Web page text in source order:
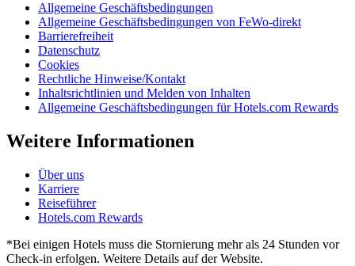
Allgemeine Geschäftsbedingungen
Allgemeine Geschäftsbedingungen von FeWo-direkt
Barrierefreiheit
Datenschutz
Cookies
Rechtliche Hinweise/Kontakt
Inhaltsrichtlinien und Melden von Inhalten
Allgemeine Geschäftsbedingungen für Hotels.com Rewards
Weitere Informationen
Über uns
Karriere
Reiseführer
Hotels.com Rewards
*Bei einigen Hotels muss die Stornierung mehr als 24 Stunden vor
Check-in erfolgen. Weitere Details auf der Website.